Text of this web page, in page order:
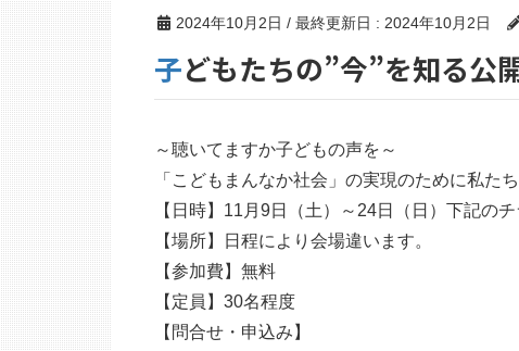
2024年10月2日 / 最終更新日 : 2024年10月2日
子どもたちの”今”を知る公
～聴いてますか子どもの声を～
「こどもまんなか社会」の実現のために私た
【日時】11月9日（土）～24日（日）下記の
【場所】日程により会場違います。
【参加費】無料
【定員】30名程度
【問合せ・申込み】